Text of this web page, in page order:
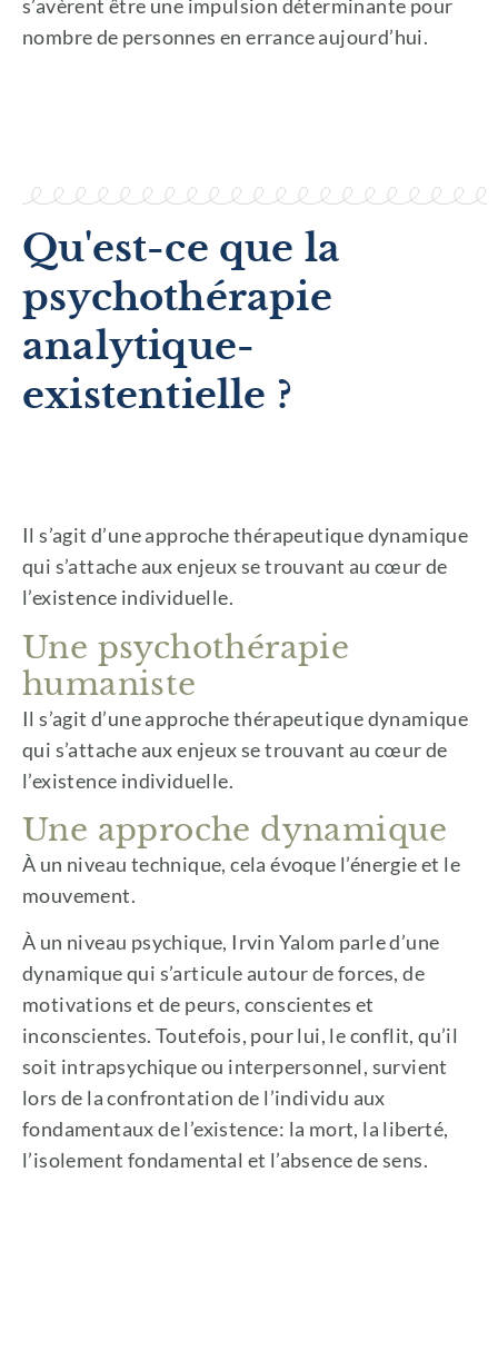
s’avèrent être une impulsion déterminante pour
nombre de personnes en errance aujourd’hui.
Qu'est-ce que la
psychothérapie
analytique-
existentielle ?
Il s’agit d’une approche thérapeutique dynamique
qui s’attache aux enjeux se trouvant au cœur de
l’existence individuelle.
Une psychothérapie
humaniste
Il s’agit d’une approche thérapeutique dynamique
qui s’attache aux enjeux se trouvant au cœur de
l’existence individuelle.
Une approche dynamique
À un niveau technique, cela évoque l’énergie et le
mouvement.
À un niveau psychique, Irvin Yalom parle d’une
dynamique qui s’articule autour de forces, de
motivations et de peurs, conscientes et
inconscientes. Toutefois, pour lui, le conflit, qu’il
soit intrapsychique ou interpersonnel, survient
lors de la confrontation de l’individu aux
fondamentaux de l’existence: la mort, la liberté,
l’isolement fondamental et l’absence de sens.